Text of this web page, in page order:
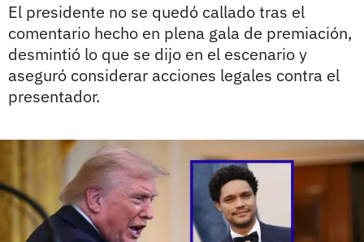
El presidente no se quedó callado tras el
comentario hecho en plena gala de premiación,
desmintió lo que se dijo en el escenario y
aseguró considerar acciones legales contra el
presentador.